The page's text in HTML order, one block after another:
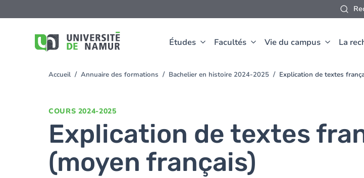
Études Facultés Vie du campus La
au
You
Accueil Annuaire des formations Bachelier en histoire 2024-2025 Explication de textes
COURS 2024-2025
Explication de textes
(moyen français)